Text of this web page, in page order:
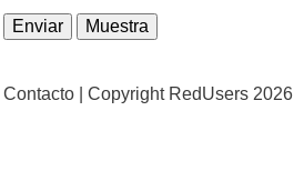
Contacto | Copyright RedUsers 2026